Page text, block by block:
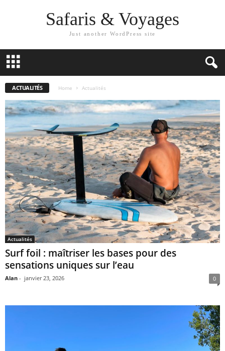
Safaris & Voyages
Just another WordPress site
ACTUALITÉS Home Actualités
Actualités
Surf foil : maîtriser les bases pour des
sensations uniques sur l’eau
Alan - janvier 23, 2026 0